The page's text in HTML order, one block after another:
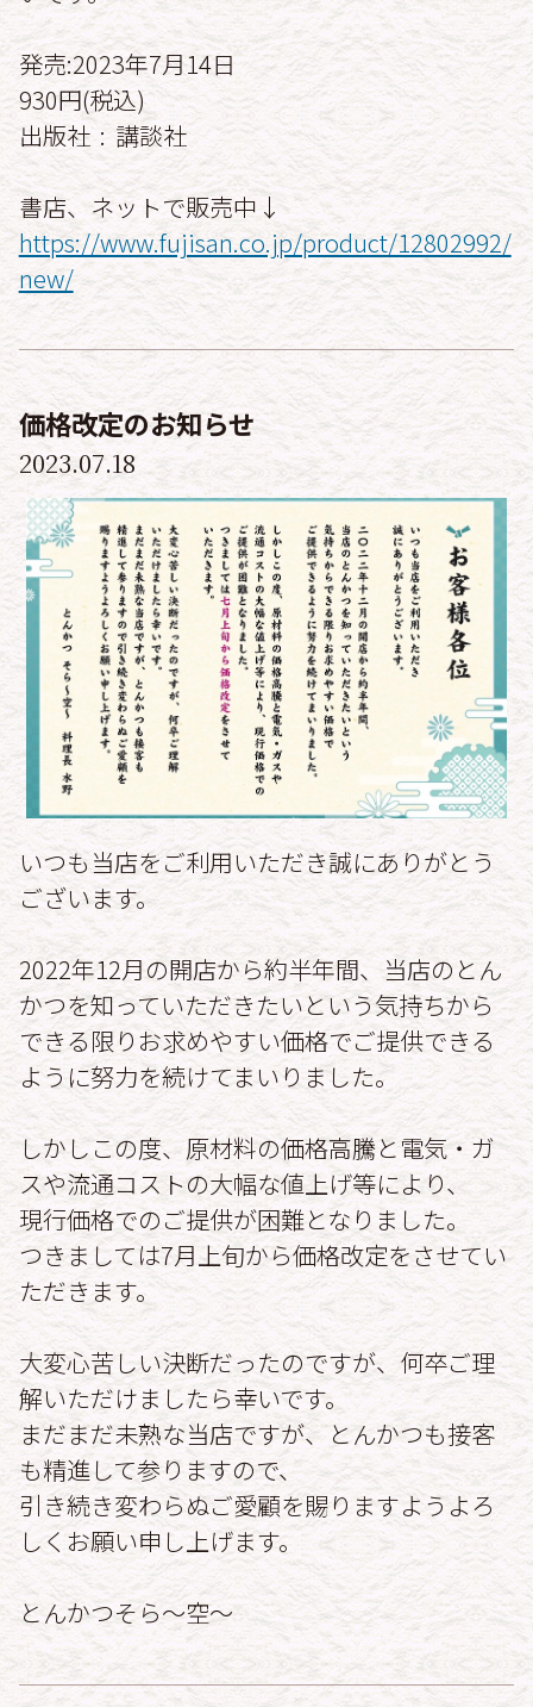
発売:2023年7月14日
930円(税込)
出版社 ‏ : ‎ 講談社
書店、ネットで販売中↓
https://www.fujisan.co.jp/product/12802992/
new/
価格改定のお知らせ
2023.07.18
いつも当店をご利用いただき誠にありがとう
ございます。
2022年12月の開店から約半年間、当店のとん
かつを知っていただきたいという気持ちから
できる限りお求めやすい価格でご提供できる
ように努力を続けてまいりました。
しかしこの度、原材料の価格高騰と電気・ガ
スや流通コストの大幅な値上げ等により、
現行価格でのご提供が困難となりました。
つきましては7月上旬から価格改定をさせてい
ただきます。
大変心苦しい決断だったのですが、何卒ご理
解いただけましたら幸いです。
まだまだ未熟な当店ですが、とんかつも接客
も精進して参りますので、
引き続き変わらぬご愛顧を賜りますようよろ
しくお願い申し上げます。
とんかつそら〜空〜